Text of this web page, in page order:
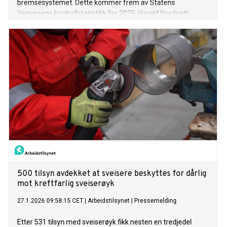
bremsesystemet. Dette kommer frem av Statens
Vegvesens kontrollstatistikk for 2025. Harald Nordseth,
bremsene og mangelfullt vedlikehold som sentrale årsaker
– særlig hos elbiler.
500 tilsyn avdekket at sveisere beskyttes for dårlig
mot kreftfarlig sveiserøyk
27.1.2026 09:58:15 CET Arbeidstilsynet Pressemelding
Etter 531 tilsyn med sveiserøyk fikk nesten en tredjedel